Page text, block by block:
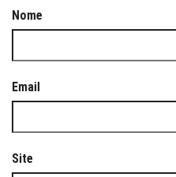
Nome
Email
Site